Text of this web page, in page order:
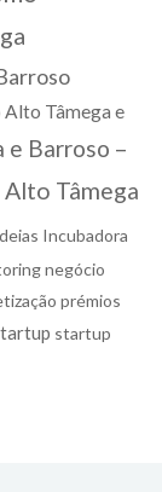
Alto Tâmega e
e Barroso –
Tâmega
Incubadora
negócio
prémios
startup